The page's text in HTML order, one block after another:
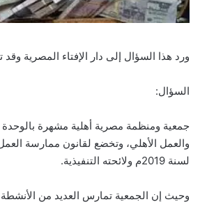
ورد هذا السؤال إلى دار الإفتاء المصرية وقد
السؤال:
جمعية ومنظمة مصرية أهلية مشهرة بالوحدة
لسنة 2019م ولائحته التنفيذية.
وحيث إن الجمعية تمارس العديد من